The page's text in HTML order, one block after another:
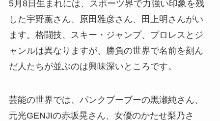
5月8日生まれには、スポーツ界で力強い印象を残
した宇野薫さん、原田雅彦さん、田上明さんがい
ます。格闘技、スキー・ジャンプ、プロレスとジ
ャンルは異なりますが、勝負の世界で名前を刻ん
だ人たちが並ぶのは興味深いところです。
芸能の世界では、パンクブーブーの黒瀬純さん、
元光GENJIの赤坂晃さん、女優のかたせ梨乃さ